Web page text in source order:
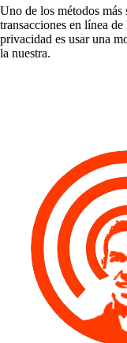
Uno de los métodos más
transacciones en línea
privacidad es usar una
la nuestra.